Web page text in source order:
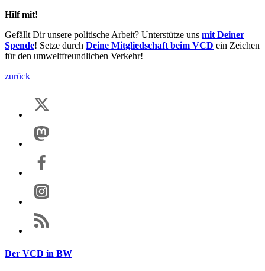
Hilf mit!
Gefällt Dir unsere politische Arbeit? Unterstütze uns mit Deiner
Spende! Setze durch Deine Mitgliedschaft beim VCD ein Zeichen
für den umweltfreundlichen Verkehr!
zurück
Der VCD in BW